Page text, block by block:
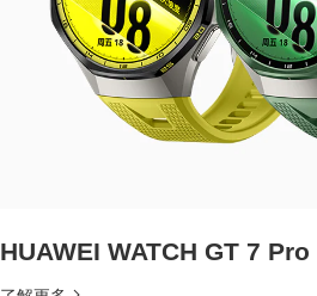
HUAWEI WATCH GT 7 Pro